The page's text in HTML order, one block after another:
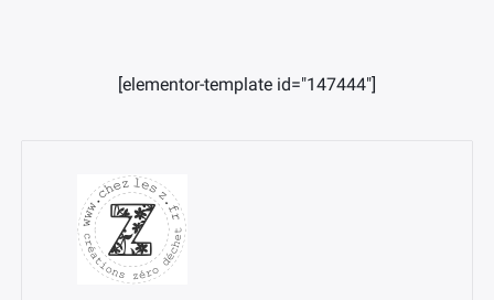
[elementor-template id="147444"]